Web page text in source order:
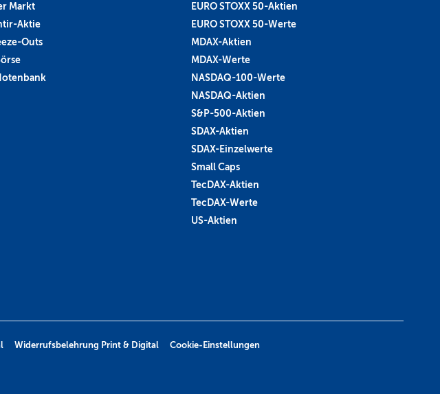
Markt
Aktie
Outs
EURO STOXX 50-Aktien
EURO STOXX 50-Werte
MDAX-Aktien
MDAX-Werte
NASDAQ-100-Werte
NASDAQ-Aktien
S&P-500-Aktien
SDAX-Aktien
SDAX-Einzelwerte
Small Caps
TecDAX-Aktien
TecDAX-Werte
US-Aktien
Widerrufsbelehrung Print & Digital Cookie-Einstellungen